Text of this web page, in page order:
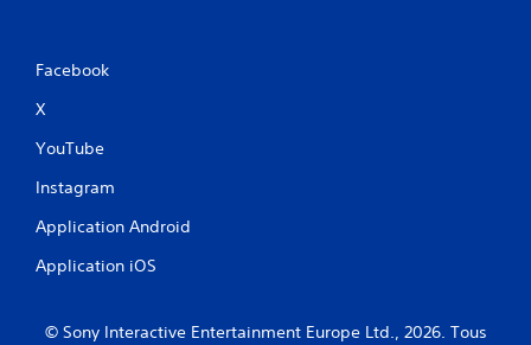
Facebook
X
YouTube
Instagram
Application Android
Application iOS
© Sony Interactive Entertainment Europe Ltd., 2026. Tous